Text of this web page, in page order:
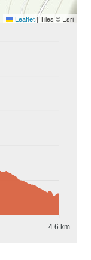
Leaflet | Tiles © Esri
4.6 km